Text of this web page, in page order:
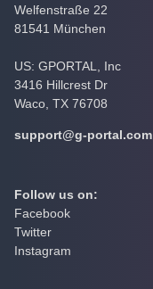
Welfenstraße 22
81541 München
US: GPORTAL, Inc
3416 Hillcrest Dr
Waco, TX 76708
support@g-portal.com
Follow us on:
Facebook
Twitter
Instagram